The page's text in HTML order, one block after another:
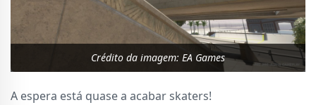
Crédito da imagem: EA Games
A espera está quase a acabar skaters!